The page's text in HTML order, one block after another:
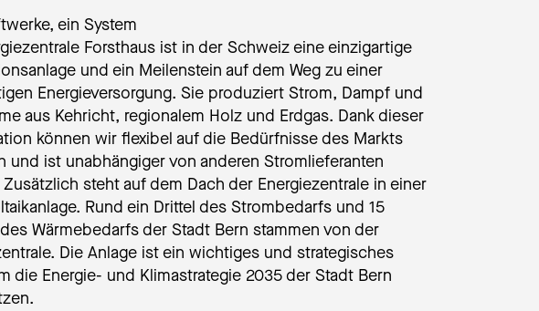
ein System
Forsthaus ist in der Schweiz eine einzigartige
und ein Meilenstein auf dem Weg zu einer
Energieversorgung. Sie produziert Strom, Dampf und
aus Kehricht, regionalem Holz und Erdgas. Dank dieser
können wir flexibel auf die Bedürfnisse des Markts
und ist unabhängiger von anderen Stromlieferanten
steht auf dem Dach der Energiezentrale in einer
Rund ein Drittel des Strombedarfs und 15
Wärmebedarfs der Stadt Bern stammen von der
Die Anlage ist ein wichtiges und strategisches
die Energie- und Klimastrategie 2035 der Stadt Bern